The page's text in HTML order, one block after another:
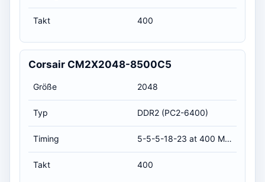
Takt 400
Corsair CM2X2048-8500C5
Größe 2048
Typ DDR2 (PC2-6400)
Timing 5-5-5-18-23 at 400 MHz, at 1.8 volts (CL-RCD-RP-RAS-RC)
Takt 400